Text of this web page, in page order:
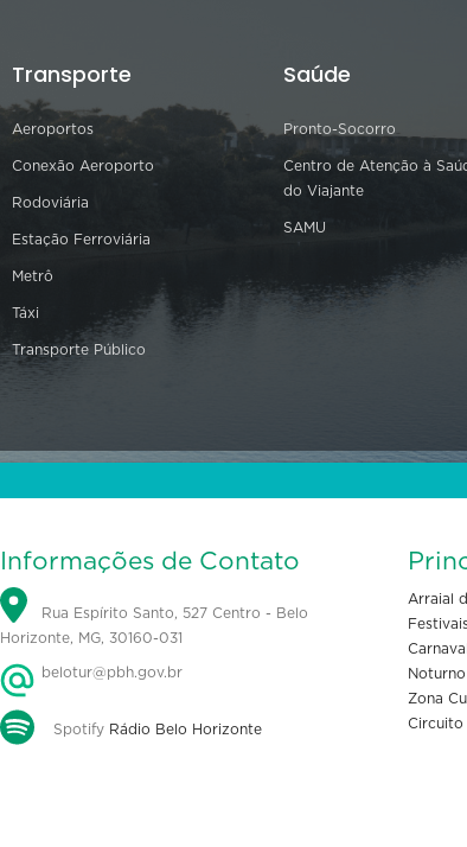
Transporte
Aeroportos
Conexão Aeroporto
Rodoviária
Estação Ferroviária
Metrô
Táxi
Transporte Público
Saúde
Pronto-Socorro
Centro de Atenção à
do Viajante
SAMU
Informações de Contato
Rua Espírito Santo, 527 Centro - Belo
Horizonte, MG, 30160-031
belotur@pbh.gov.br
Spotify Rádio Belo Horizonte
Arraial
Carnaval
Zona
Circuito